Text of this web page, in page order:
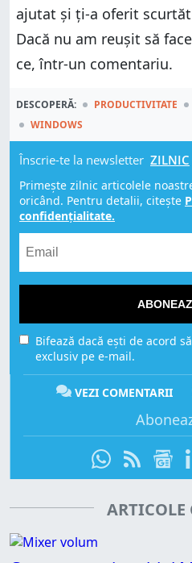
ajutat și ți-a oferit
Dacă nu am reușit să
ce, într-un comentariu.
DESCOPERĂ: PRODUCTIVITATE
WINDOWS
Înscrie-te la newsletter ZILNIC
Primește zilnic articolele
oricând. Pentru detalii, citește
confidențialitate.
Bifează dacă ești de acord
exclusiv pe e-mail.
VEZI COMENTARII
ARTICOLE